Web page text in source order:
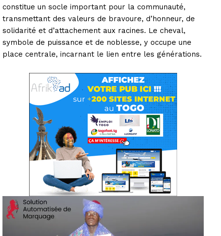
constitue un socle important pour la communauté,
transmettant des valeurs de bravoure, d’honneur, de
solidarité et d’attachement aux racines. Le cheval,
symbole de puissance et de noblesse, y occupe une
place centrale, incarnant le lien entre les générations.